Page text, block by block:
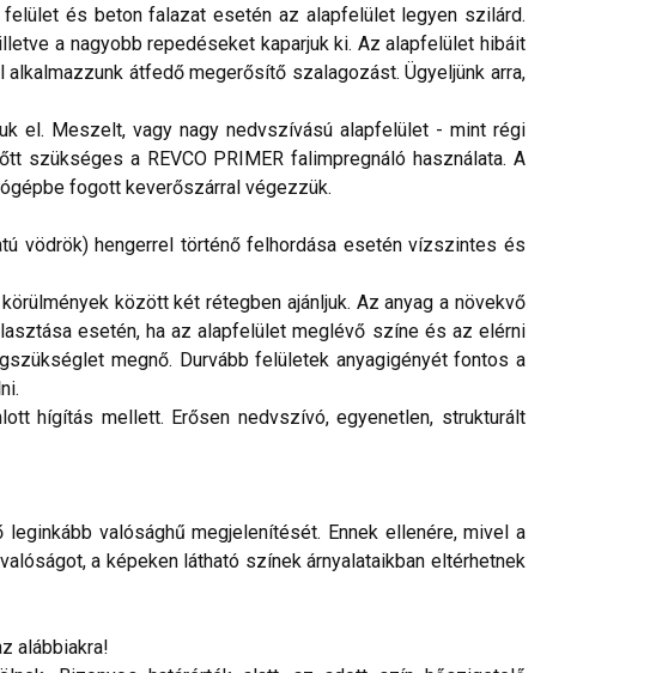
és beton falazat esetén az alapfelület legyen szilárd.
a nagyobb repedéseket kaparjuk ki. Az alapfelület hibáit
átfedő megerősítő szalagozást. Ügyeljünk arra,
el. Meszelt, vagy nagy nedvszívású alapfelület - mint régi
szükséges a REVCO PRIMER falimpregnáló használata. A
fogott keverőszárral végezzük.
vödrök) hengerrel történő felhordása esetén vízszintes és
között két rétegben ajánljuk. Az anyag a növekvő
esetén, ha az alapfelület meglévő színe és az elérni
megnő. Durvább felületek anyagigényét fontos a
hígítás mellett. Erősen nedvszívó, egyenetlen, strukturált
valósághű megjelenítését. Ennek ellenére, mivel a
a képeken látható színek árnyalataikban eltérhetnek
alábbiakra!